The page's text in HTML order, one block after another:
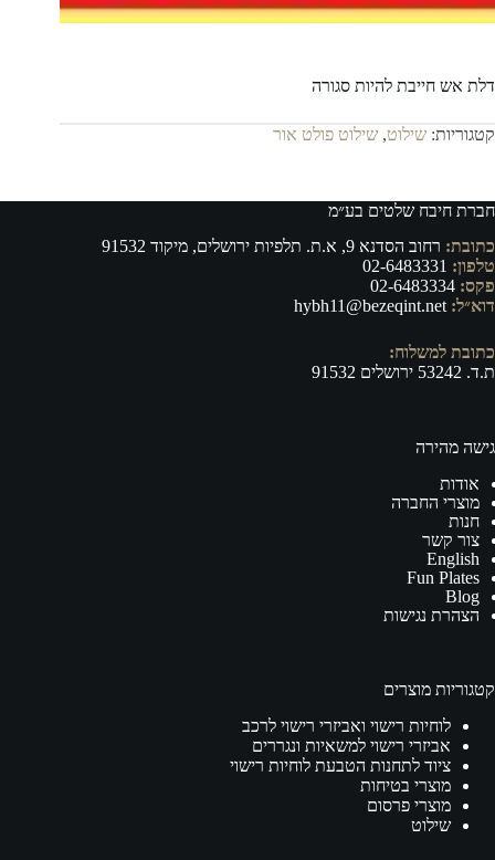
דלת אש חייבת להיות סגורה
קטגוריות: שילוט, שילוט פולט אור
חברת חיבח שלטים בע״מ
כתובת: רחוב הסדנא 9, א.ת. תלפיות ירושלים, מיקוד 91532
טלפון: 02-6483331
פקס:
דוא״ל: hybh11@bezeqint.net
כתובת למשלוח:
ת.ד. 53242 ירושלים 91532
גישה מהירה
אודות
מוצרי החברה
חנות
צור קשר
English
Fun Plates
Blog
הצהרת נגישות
קטגוריות מוצרים
לוחיות רישוי ואביזרי רישוי לרכב
אביזרי רישוי למשאיות ונגררים
ציוד לתחנות הטבעת לוחיות רישוי
מוצרי בטיחות
מוצרי פרסום
שילוט